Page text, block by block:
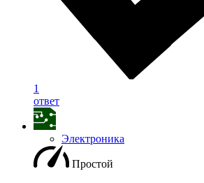
1
ответ
Электроника
Простой